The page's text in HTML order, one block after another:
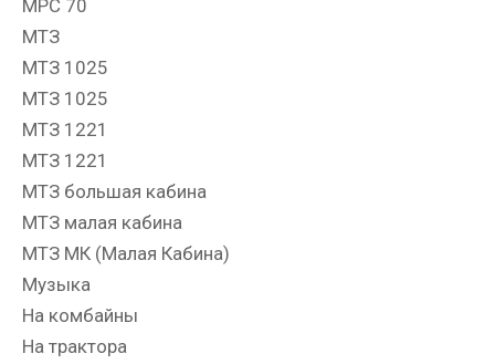
МРС 70
МТЗ
МТЗ 1025
МТЗ 1025
МТЗ 1221
МТЗ 1221
МТЗ большая кабина
МТЗ малая кабина
МТЗ МК (Малая Кабина)
Музыка
На комбайны
На трактора